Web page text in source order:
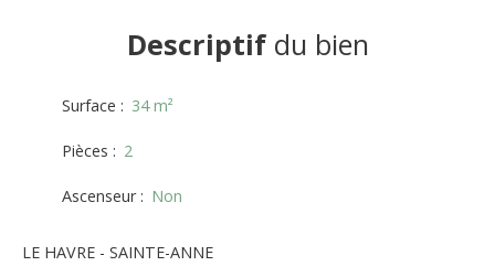
Descriptifdu bien
Surface : 34m²
Pièces : 2
Ascenseur: Non
LE HAVRE - SAINTE-ANNE